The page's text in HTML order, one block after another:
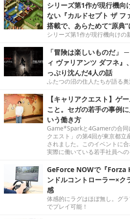
シリーズ第1作が現行機向
ない『カルドセプト ザ フ
搭載で、あらためて“原典
シリーズ第1作が現行機向けの
「冒険は楽しいものだ」
ィ ヴァリアンツ ダフネ
っぷり沈んだ4人の話
ふたつの沼の住人たちが語る奥
【キャリアクエスト】ゲ
こと。セガの若手の事例
いう働き方
Game*Sparkと4Gamerの合同
クエスト」の第4回が東京都立
されました。このイベントに
実際に働いている若手社員へ
GeForce NOWで『Forza
ンドルコントローラー×ク
感
体感的にラグはほぼ無し。グ
でプレイ可能！